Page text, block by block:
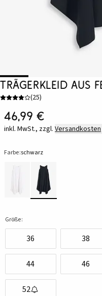
Trägerkleid aus
(25)
46,99 €
inkl. MwSt., zzgl. Versandkosten
Farbe:schwarz
Größe:
36 38
44 46
52